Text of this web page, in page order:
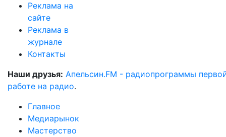
Реклама на
сайте
Реклама в
журнале
Контакты
Наши друзья: Апельсин.FM - радиопрограммы
работе на радио.
Главное
Медиарынок
Мастерство